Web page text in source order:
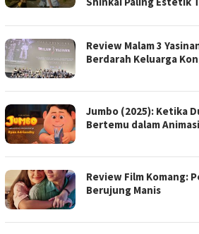
Review Malam 3
Berdarah Keluarga
Jumbo (2025): Ketika
Bertemu dalam
Review Film Komang:
Berujung Manis